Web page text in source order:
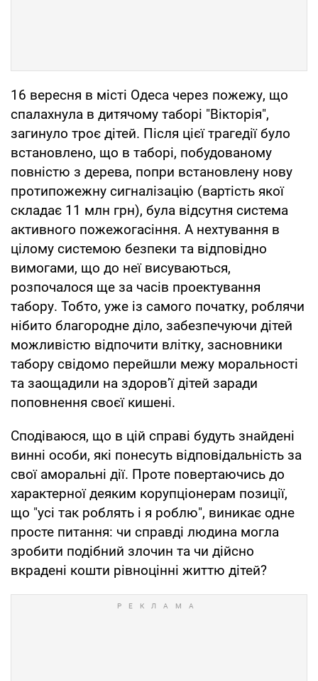
16 вересня в місті Одеса через пожежу, що
спалахнула в дитячому таборі "Вікторія",
загинуло троє дітей. Після цієї трагедії було
встановлено, що в таборі, побудованому
повністю з дерева, попри встановлену нову
протипожежну сигналізацію (вартість якої
складає 11 млн грн), була відсутня система
активного пожежогасіння. А нехтування в
цілому системою безпеки та відповідно
вимогами, що до неї висуваються,
розпочалося ще за часів проектування
табору. Тобто, уже із самого початку, роблячи
нібито благородне діло, забезпечуючи дітей
можливістю відпочити влітку, засновники
табору свідомо перейшли межу моральності
та заощадили на здоров’ї дітей заради
поповнення своєї кишені.
Сподіваюся, що в цій справі будуть знайдені
винні особи, які понесуть відповідальність за
свої аморальні дії. Проте повертаючись до
характерної деяким корупціонерам позиції,
що "усі так роблять і я роблю", виникає одне
просте питання: чи справді людина могла
зробити подібний злочин та чи дійсно
вкрадені кошти рівноцінні життю дітей?